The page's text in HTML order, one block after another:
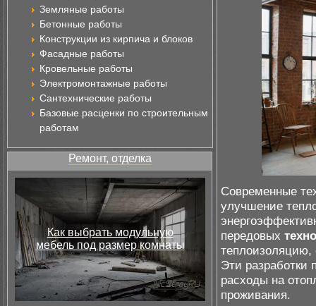
Земляные работы
Бетонные работы
Конструкции из кирпича и блоков
Фасадные работы
Кровельные работы
Электромонтажные работы
Сантехнические работы
Базовые расценки по строительным
работам
Ремонт, отделка
Как выбрать модульную
мебель под размер комнаты
Современные
улучшение
передовых
теплоизоляцию,
Эти разработки
расходы на
проживания.